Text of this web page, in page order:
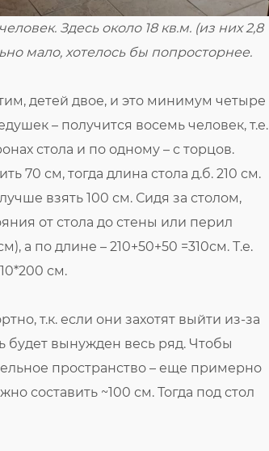
Здесь около 18 кв.м. (из них 2,8
мало, хотелось бы попросторнее.
детей двое, и это минимум четыре
– получится восемь человек, т.е.
стола и по одному – с торцов.
70 см, тогда длина стола д.б. 210 см.
взять 100 см. Сидя за столом,
от стола до стены или перил
а по длине – 210+50+50 =310см. Т.е.
см.
т.к. если они захотят выйти из-за
будет вынужден весь ряд. Чтобы
пространство – еще примерно
составить ~100 см. Тогда под стол